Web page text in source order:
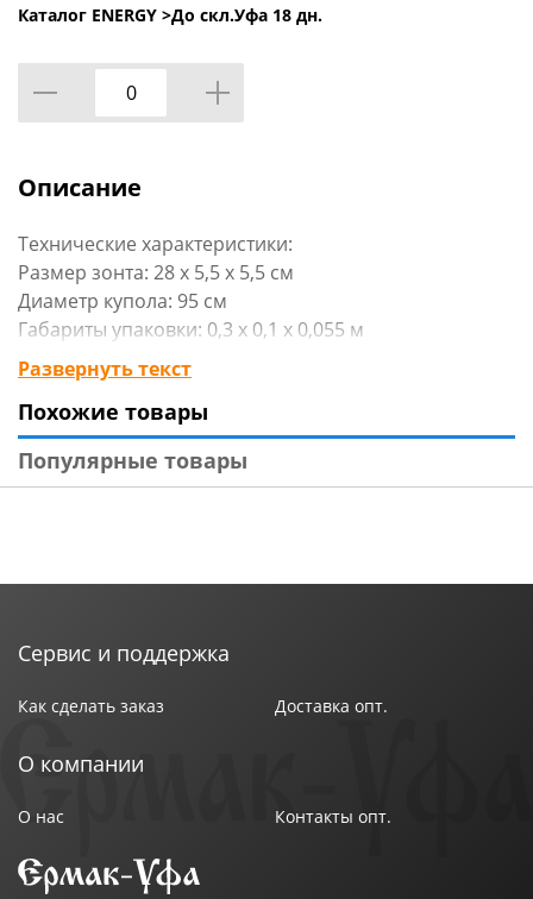
Каталог ENERGY >До скл.Уфа 18 дн.
Описание
Технические характеристики:
Размер зонта: 28 х 5,5 х 5,5 см
Диаметр купола: 95 см
Габариты упаковки: 0,3 x 0,1 x 0,055 м
Вид упаковки: хенгтег + пакет
Материал изделия: полиэстер, металл, пластмасса
Вес: 325 гр
Бренд: «Рыжий кот»
Страна-изготовитель: Россия
Развернуть текст
Похожие товары
Популярные товары
Сервис и поддержка
Как сделать заказ Доставка опт.
О компании
О нас Контакты опт.